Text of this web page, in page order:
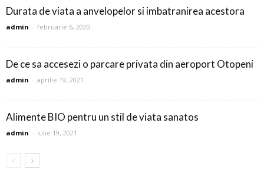
Durata de viata a anvelopelor si imbatranirea acestora
admin - februarie 6, 2020
De ce sa accesezi o parcare privata din aeroport Otopeni
admin - aprilie 19, 2021
Alimente BIO pentru un stil de viata sanatos
admin - iulie 19, 2021